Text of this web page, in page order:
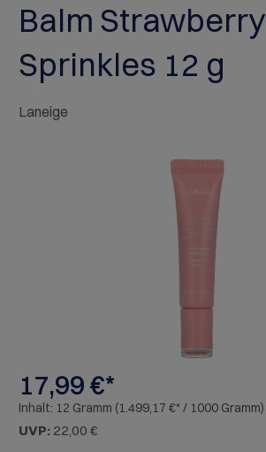
Balm Strawberry
Sprinkles 12 g
Laneige
Bildergalerie überspringen
17,99 €*
Inhalt: 12 Gramm (1.499,17 €* / 1000 Gramm)
UVP: 22,00 €